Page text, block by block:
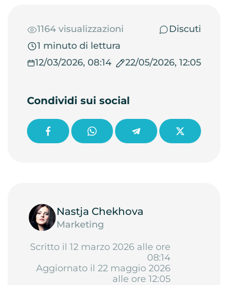
1164 visualizzazioni
Discuti
1 minuto di lettura
12/03/2026, 08:14
22/05/2026, 12:05
Condividi sui social
Nastja Chekhova
Marketing
Scritto il 12 marzo 2026 alle ore
08:14
Aggiornato il 22 maggio 2026
alle ore 12:05